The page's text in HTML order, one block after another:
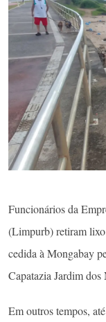
Funcionários da
(Limpurb) retiram
cedida à Mongabay
Capatazia Jardim dos
Em outros tempos,